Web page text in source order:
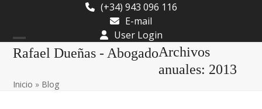
content
(+34) 943 096 116
E-mail
User Login
Rafael Dueñas - Abogado
Open
menu
Close
menu
Archivos
anuales: 2013
Inicio » Blog